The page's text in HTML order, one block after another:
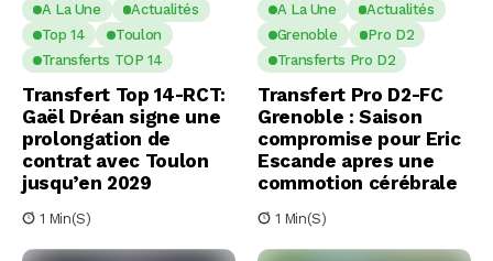
A La Une
Actualités
Top 14
Toulon
Transferts TOP 14
Transfert Top 14-RCT:
Gaël Dréan signe une
prolongation de
contrat avec Toulon
jusqu’en 2029
1 Min(s)
A La Une
Actualités
Grenoble
Pro D2
Transferts Pro D2
Transfert Pro D2-FC
Grenoble : Saison
compromise pour Eric
Escande apres une
commotion cérébrale
1 Min(s)